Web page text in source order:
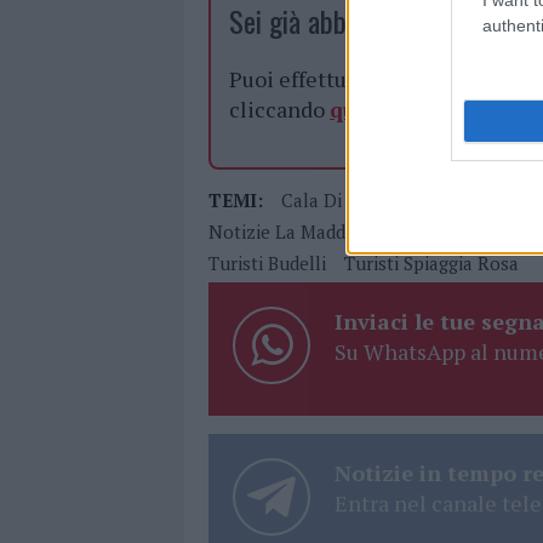
Sei già abbonato?
Puoi effettuare l'accesso
cliccando qui
TEMI: Cala Di Roto Capitaneria Di
Notizie La Maddalena
Turisti Budelli
Turisti Spiaggia Rosa
Inviaci le tue
Su WhatsApp al
Notizie in tempo
Entra nel canale